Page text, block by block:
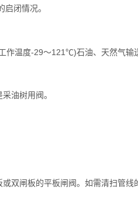
闭情况。
作温度-29～121℃)石油、天然气输
油树用阀。
双闸板的平板闸阀。如需清扫管